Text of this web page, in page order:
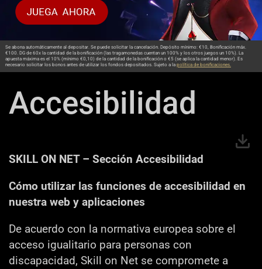
Se abona automáticamente al depositar. Se puede solicitar la cancelación. Depósito mínimo: €10, Bonificación máx.
€100. DG de 60x la cantidad de la bonificación (las tragamonedas cuentan un 100% y los otros juegos un 10%). La
apuesta máxima es el 10% (mínimo €0,10) de la cantidad de la bonificación o €5 (se aplica la cantidad menor). Es
necesario solicitar los bonos antes de utilizar los fondos depositados. Sujeto a la política de bonificaciones.
Accesibilidad
SKILL ON NET – Sección Accesibilidad
Cómo utilizar las funciones de accesibilidad en
nuestra web y aplicaciones
De acuerdo con la normativa europea sobre el
acceso igualitario para personas con
discapacidad, Skill on Net se compromete a